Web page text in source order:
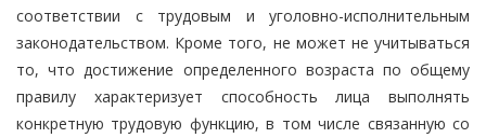
соответствии с трудовым и уголовно-исполнительным
законодательством. Кроме того, не может не учитываться
то, что достижение определенного возраста по общему
правилу характеризует способность лица выполнять
конкретную трудовую функцию, в том числе связанную со